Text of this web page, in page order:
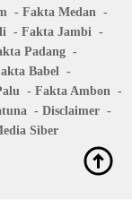
Fakta Medan
Fakta Jambi
Padang
Babel
Fakta Ambon
Disclaimer
Siber